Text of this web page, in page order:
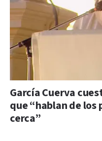
García Cuerva
que “hablan de los
cerca”